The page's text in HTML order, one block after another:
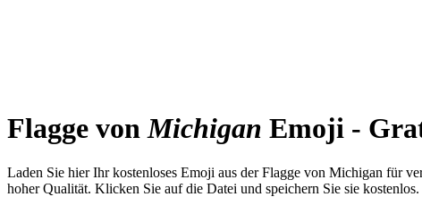
Flagge vonMichigan Emoji -
Laden Sie hier Ihr kostenloses Emoji aus der Flagge von Michigan für
hoher Qualität. Klicken Sie auf die Datei und speichern Sie sie kostenlos.